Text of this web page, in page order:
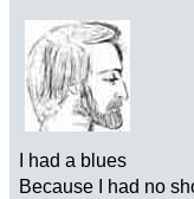
I had a blues
Because I had no